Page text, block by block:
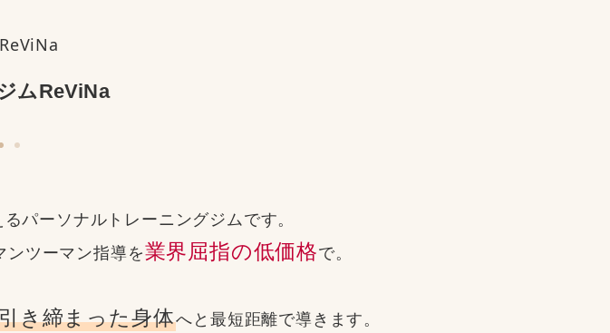
ムReViNa
るパーソナルトレーニングジムです。
ンツーマン指導を業界屈指の低価格で。
き締まった身体へと 最短距離で導きます。